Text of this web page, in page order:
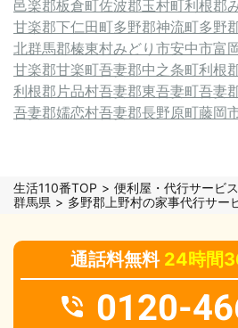
邑楽郡板倉町佐波郡玉村町利根郡
甘楽郡下仁田町多野郡神流町多野
北群馬郡榛東村みどり市安中市富
甘楽郡甘楽町吾妻郡中之条町利根
利根郡片品村吾妻郡東吾妻町吾妻
吾妻郡嬬恋村吾妻郡長野原町藤岡
生活110番TOP 便利屋・代行サービス
群馬県
多野郡上野村の家事代行サー
通話料無料 24時間
0120-